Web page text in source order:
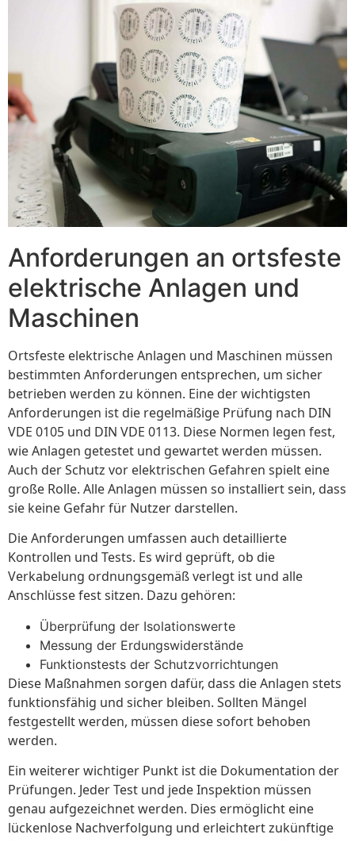
Anforderungen an ortsfeste
elektrische Anlagen und
Maschinen
Ortsfeste elektrische Anlagen und Maschinen müssen
bestimmten Anforderungen entsprechen, um sicher
betrieben werden zu können. Eine der wichtigsten
Anforderungen ist die regelmäßige Prüfung nach DIN
VDE 0105 und DIN VDE 0113. Diese Normen legen fest,
wie Anlagen getestet und gewartet werden müssen.
Auch der Schutz vor elektrischen Gefahren spielt eine
große Rolle. Alle Anlagen müssen so installiert sein, dass
sie keine Gefahr für Nutzer darstellen.
Die Anforderungen umfassen auch detaillierte
Kontrollen und Tests. Es wird geprüft, ob die
Verkabelung ordnungsgemäß verlegt ist und alle
Anschlüsse fest sitzen. Dazu gehören:
Überprüfung der Isolationswerte
Messung der Erdungswiderstände
Funktionstests der Schutzvorrichtungen
Diese Maßnahmen sorgen dafür, dass die Anlagen stets
funktionsfähig und sicher bleiben. Sollten Mängel
festgestellt werden, müssen diese sofort behoben
werden.
Ein weiterer wichtiger Punkt ist die Dokumentation der
Prüfungen. Jeder Test und jede Inspektion müssen
genau aufgezeichnet werden. Dies ermöglicht eine
lückenlose Nachverfolgung und erleichtert zukünftige